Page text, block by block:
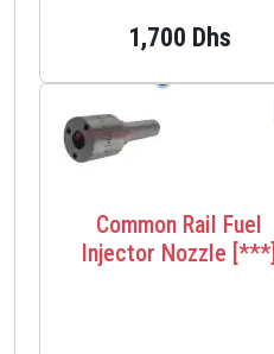
1,700 Dhs
Common Rail Fuel
Injector Nozzle [***]